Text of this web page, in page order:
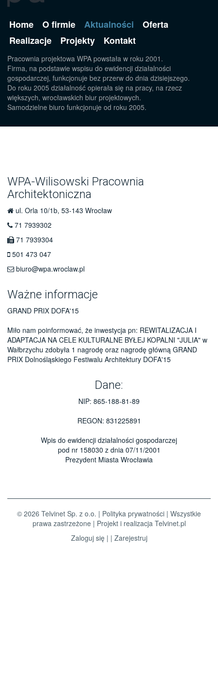
Home O firmie Aktualności
Oferta
Realizacje
Projekty Kontakt
Pracownia projektowa WPA powstała w roku 2001.
Firma, na podstawie wspisu do ewidencji działalności
gospodarczej, funkcjonuje bez przerw do dnia dzisiejszego.
Do roku 2005 działalność opierała się na pracy, na rzecz
większych, wrocławskich biur projektowych.
Samodzielne biuro funkcjonuje od roku 2005.
WPA-Wilisowski Pracownia
Architektoniczna
ul. Orla 10/1b, 53-143 Wrocław
71 7939302
71 7939304
501 473 047
biuro@wpa.wroclaw.pl
Ważne informacje
GRAND PRIX DOFA'15
Miło nam poinformować, że inwestycja pn: REWITALIZACJA I
ADAPTACJA NA CELE KULTURALNE BYŁEJ KOPALNI "JULIA" w
Wałbrzychu zdobyła 1 nagrodę oraz nagrodę główną GRAND
PRIX Dolnośląskiego Festiwalu Architektury DOFA'15
Dane:
NIP: 865-188-81-89
REGON: 831225891
Wpis do ewidencji działalności gospodarczej
pod nr 158030 z dnia 07/11/2001
Prezydent Miasta Wrocławia
© 2026 Telvinet Sp. z o.o. | Polityka prywatności | Wszystkie
prawa zastrzeżone | Projekt i realizacja Telvinet.pl
Zaloguj się| | Zarejestruj